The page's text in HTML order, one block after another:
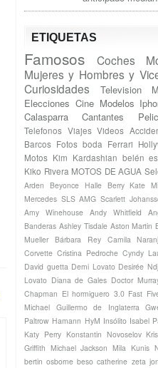
ETIQUETAS
Famosos Coches
Mujeres y Hombres y
Curiosidades
Television
Elecciones Cine Modelos
Calasparra
Cantantes
Telefonos Viajes Videos
Barcos Fotos boda Ferrari
Motos Kim Kardashian belén
Kiko Rivera MOTOS DE AGUA
Arden
Beyonce Halle Berry Kate
Mercedes SLS AMG Scarlett
Amy Winehouse Andy Whitfield
Banderas Ashley Tisdale Aston Martin
Mueller
Bárbara Rey Camila
Corvette Cristina Pedroche Cyndy
David guetta Demi Lovato Desirée
Lovato Diana de Gales Doctor
Chapman El hormiguero 3.0 Fast
Michael Guillermo de Inglaterra
Paltrow Hamann HyM Insólito Isabel
Katy Perry Konstantin Novoselov
Griffith Michael Jackson Mila Kunis
bertin osborne beso catherine zeta